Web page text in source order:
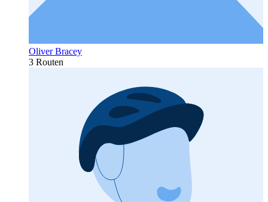
Oliver Bracey
3 Routen